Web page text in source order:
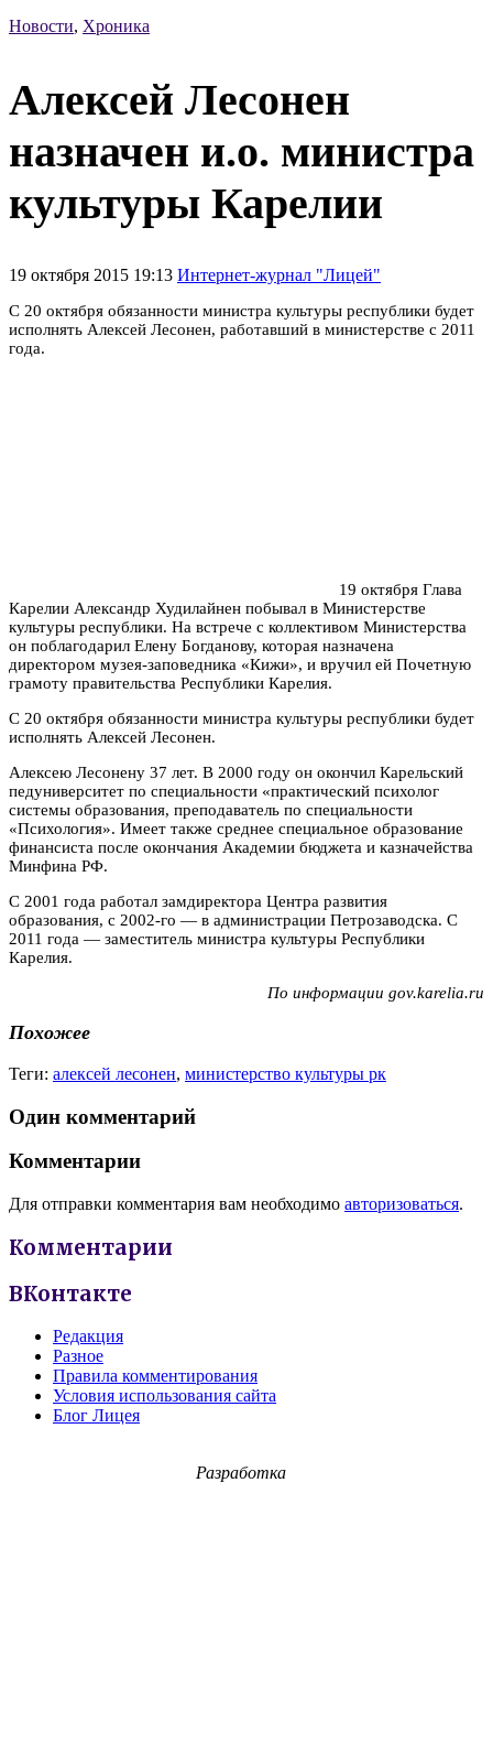
Новости, Хроника
Алексей Лесонен
назначен и.о. министра
культуры Карелии
19 октября 2015 19:13 Интернет-журнал "Лицей"
С 20 октября обязанности министра культуры республики будет
исполнять Алексей Лесонен, работавший в министерстве с 2011
года.
19 октября Глава
Карелии Александр Худилайнен побывал в Министерстве
культуры республики. На встрече с коллективом Министерства
он поблагодарил Елену Богданову, которая назначена
директором музея-заповедника «Кижи», и вручил ей Почетную
грамоту правительства Республики Карелия.
С 20 октября обязанности министра культуры республики будет
исполнять Алексей Лесонен.
Алексею Лесонену 37 лет. В 2000 году он окончил Карельский
педуниверситет по специальности «практический психолог
системы образования, преподаватель по специальности
«Психология». Имеет также среднее специальное образование
финансиста после окончания Академии бюджета и казначейства
Минфина РФ.
С 2001 года работал замдиректора Центра развития
образования, с 2002-го — в администрации Петрозаводска. С
2011 года — заместитель министра культуры Республики
Карелия.
По информации gov.karelia.ru
Похожее
Теги: алексей лесонен, министерство культуры рк
Один комментарий
Комментарии
Для отправки комментария вам необходимо авторизоваться.
Комментарии
ВКонтакте
Редакция
Разное
Правила комментирования
Условия использования сайта
Блог Лицея
Разработка